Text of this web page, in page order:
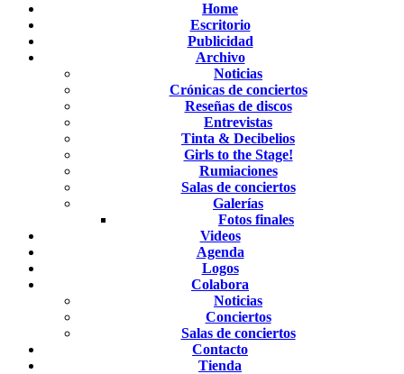
Home
Escritorio
Publicidad
Archivo
Noticias
Crónicas de conciertos
Reseñas de discos
Entrevistas
Tinta & Decibelios
Girls to the Stage!
Rumiaciones
Salas de conciertos
Galerías
Fotos finales
Videos
Agenda
Logos
Colabora
Noticias
Conciertos
Salas de conciertos
Contacto
Tienda